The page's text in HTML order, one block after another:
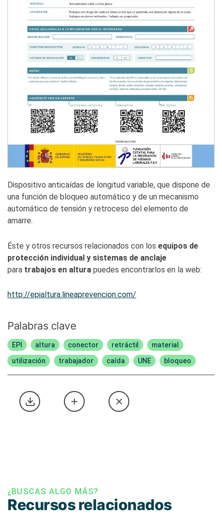
Dispositivo anticaídas de longitud variable, que dispone de
una función de bloqueo automático y de un mecanismo
automático de tensión y retroceso del elemento de
amarre.
Éste y otros recursos relacionados con los equipos de
protección individual y sistemas de anclaje
para trabajos en altura puedes encontrarlos en la web:
http://epialtura.lineaprevencion.com/
Palabras clave
EPI altura conector retráctil
material
utilización
trabajador caída UNE bloqueo
Recursos relacionados
¿BUSCAS ALGO MÁS?